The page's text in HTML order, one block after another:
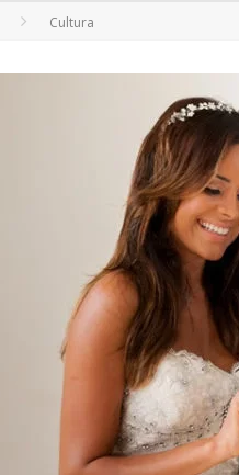
EM ABRIL, BOULEVARD SHOPPING BH
Cultura